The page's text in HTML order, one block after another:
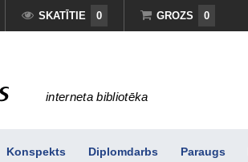
SKATĪTIE 0 GROZS 0
interneta bibliotēka
Konspekts Diplomdarbs Paraugs